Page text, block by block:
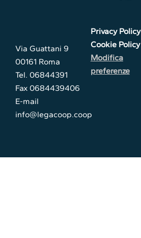
Via Guattani 9
00161 Roma
Tel. 06844391
Fax 0684439406
E-mail
info@legacoop.coop
Privacy Policy
Cookie Policy
Modifica
preferenze